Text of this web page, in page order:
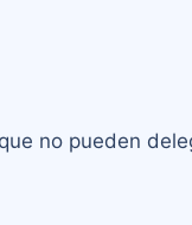
no pueden